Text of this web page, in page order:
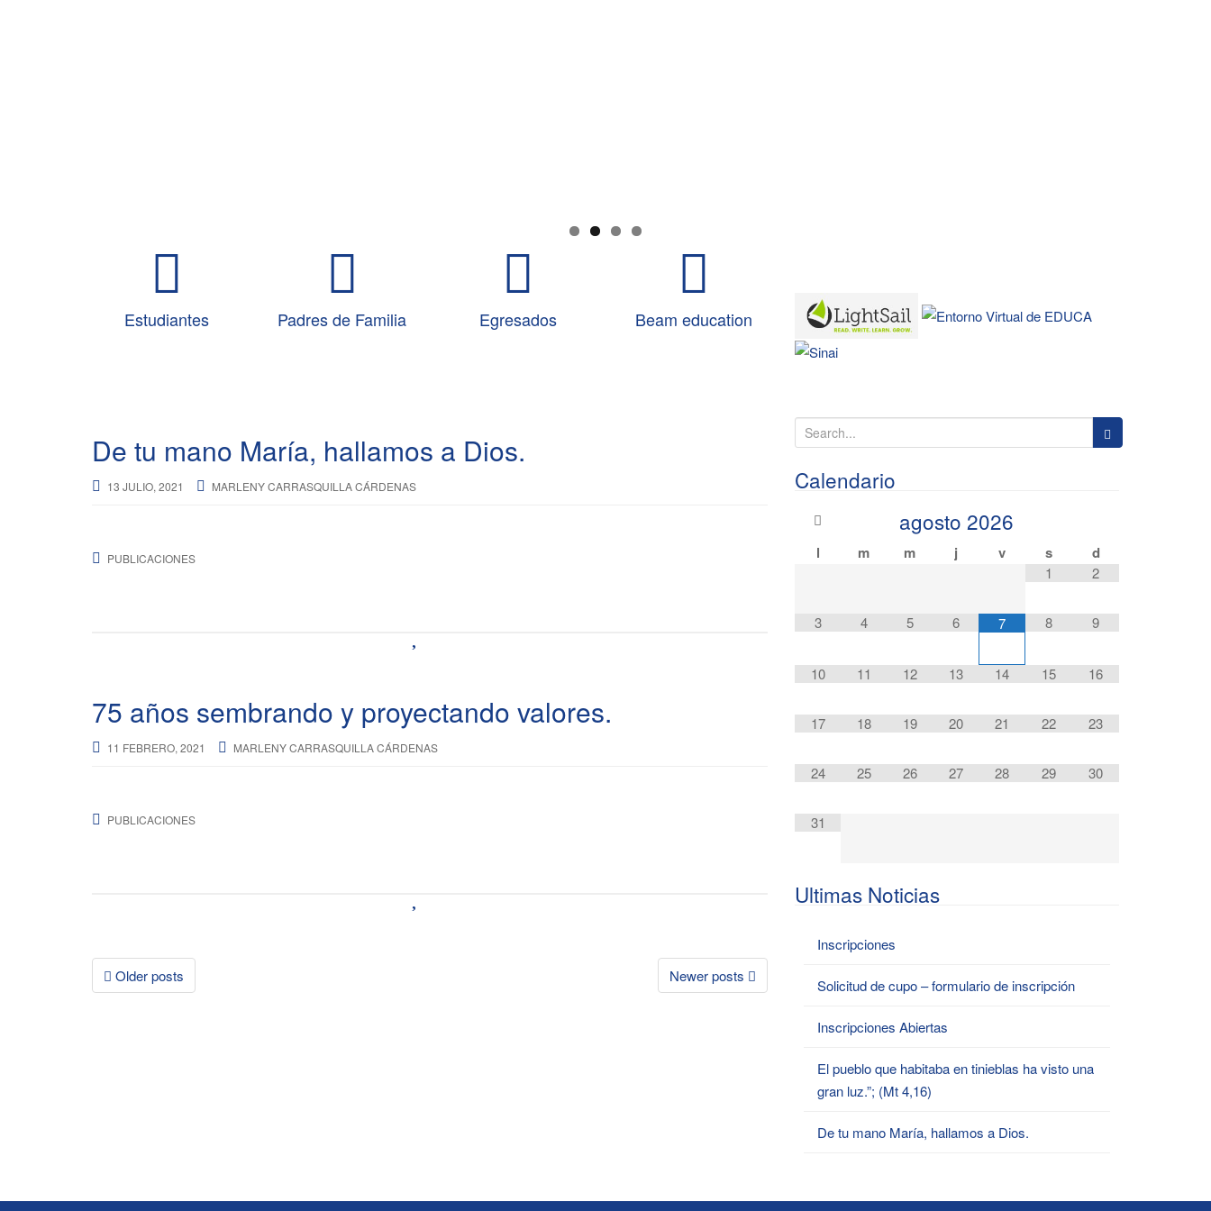
Estudiantes Padres de Familia Egresados Beam education
De tu mano María, hallamos a Dios.
13 JULIO, 2021 MARLENY CARRASQUILLA CÁRDENAS
PUBLICACIONES
75 años sembrando y proyectando valores.
11 FEBRERO, 2021 MARLENY CARRASQUILLA CÁRDENAS
PUBLICACIONES
Posts
Older posts Newer posts
e
a
:
Calendario
agosto 2026
l m m j v s d
1 2
3 4 5 6 7 8 9
10 11 12 13 14 15 16
17 18 19 20 21 22 23
24 25 26 27 28 29 30
31
Ultimas Noticias
Inscripciones
Solicitud de cupo – formulario de inscripción
Inscripciones Abiertas
El pueblo que habitaba en tinieblas ha visto una
gran luz.”; (Mt 4,16)
De tu mano María, hallamos a Dios.